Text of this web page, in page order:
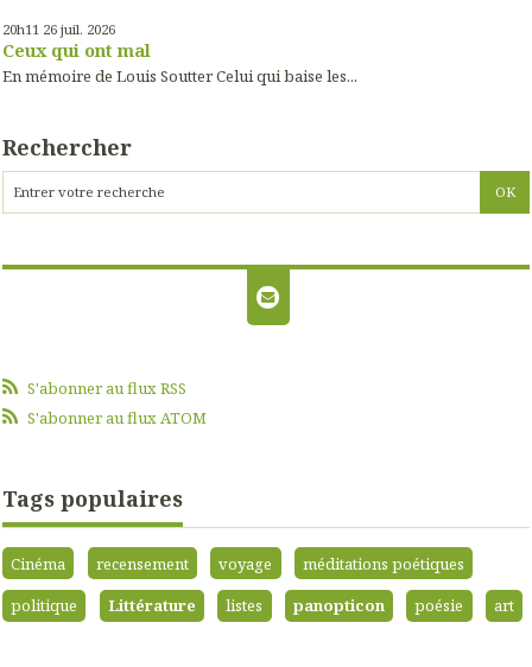
20h11 26 juil. 2026
Ceux qui ont mal
En mémoire de Louis Soutter Celui qui baise les...
Rechercher
S'abonner au flux RSS
S'abonner au flux ATOM
Tags populaires
Cinéma recensement voyage
méditations poétiques
politique
Littérature listes panopticon poésie art